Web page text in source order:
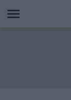
Παράκαμψη
προς